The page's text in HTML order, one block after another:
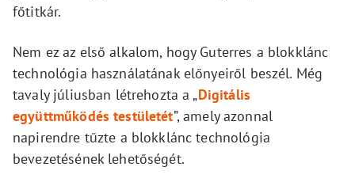
főtitkár.
Nem ez az első alkalom, hogy Guterres a blokklánc
technológia használatának előnyeiről beszél. Még
tavaly júliusban létrehozta a „Digitális
együttműködés testületét”, amely azonnal
napirendre tűzte a blokklánc technológia
bevezetésének lehetőségét.